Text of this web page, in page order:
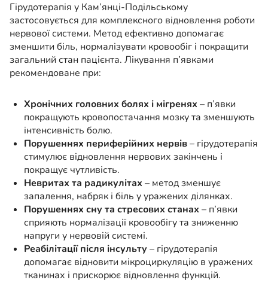
Гірудотерапія у Кам’янці-Подільському
застосовується для комплексного відновлення роботи
нервової системи. Метод ефективно допомагає
зменшити біль, нормалізувати кровообіг і покращити
загальний стан пацієнта. Лікування п’явками
рекомендоване при:
Хронічних головних болях і мігренях – п’явки
покращують кровопостачання мозку та зменшують
інтенсивність болю.
Порушеннях периферійних нервів– гірудотерапія
стимулює відновлення нервових закінчень і
покращує чутливість.
Невритах та радикулітах – метод зменшує
запалення, набряк і біль у уражених ділянках.
Порушеннях сну та стресових станах – п’явки
сприяють нормалізації кровообігу та зниженню
напруги у нервовій системі.
Реабілітації після інсульту – гірудотерапія
допомагає відновити мікроциркуляцію в уражених
тканинах і прискорює відновлення функцій.